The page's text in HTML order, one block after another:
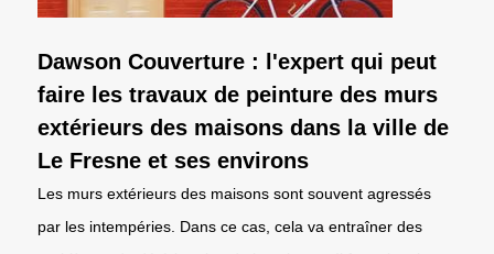
Dawson Couverture : l'expert qui peut
faire les travaux de peinture des murs
extérieurs des maisons dans la ville de
Le Fresne et ses environs
Les murs extérieurs des maisons sont souvent agressés
par les intempéries. Dans ce cas, cela va entraîner des